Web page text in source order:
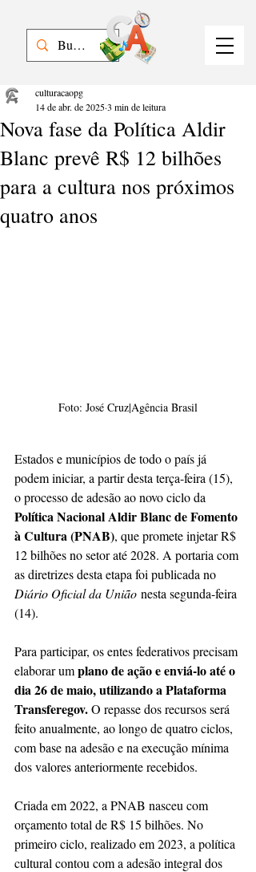
Nova fase da Política Aldir
Blanc prevê R$ 12 bilhões
para a cultura nos próximos
quatro anos
culturacaopg
14 de abr. de 20253 min de leitura
Foto: José Cruz|Agência Brasil
Estados e municípios de todo o país já
podem iniciar, a partir desta terça-feira (15),
o processo de adesão ao novo ciclo da
Política Nacional Aldir Blanc de Fomento
à Cultura (PNAB), que promete injetar R$
12 bilhões no setor até 2028. A portaria com
as diretrizes desta etapa foi publicada no
Diário Oficial da União nesta segunda-feira
(14).
Para participar, os entes federativos precisam
elaborar um plano de ação e enviá-lo até o
dia 26 de maio, utilizando a Plataforma
Transferegov. O repasse dos recursos será
feito anualmente, ao longo de quatro ciclos,
com base na adesão e na execução mínima
dos valores anteriormente recebidos.
Criada em 2022, a PNAB nasceu com
orçamento total de R$ 15 bilhões. No
primeiro ciclo, realizado em 2023, a política
cultural contou com a adesão integral dos